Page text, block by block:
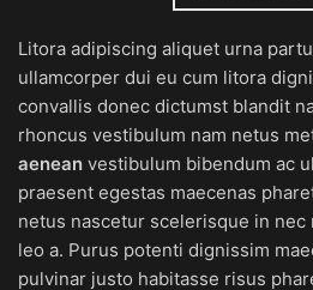
Litora adipiscing aliquet urna
ullamcorper dui eu cum litora
convallis donec dictumst blandit
rhoncus vestibulum nam netus
aenean vestibulum bibendum ac
praesent egestas maecenas
netus nascetur scelerisque in nec
leo a. Purus potenti dignissim
pulvinar justo habitasse risus